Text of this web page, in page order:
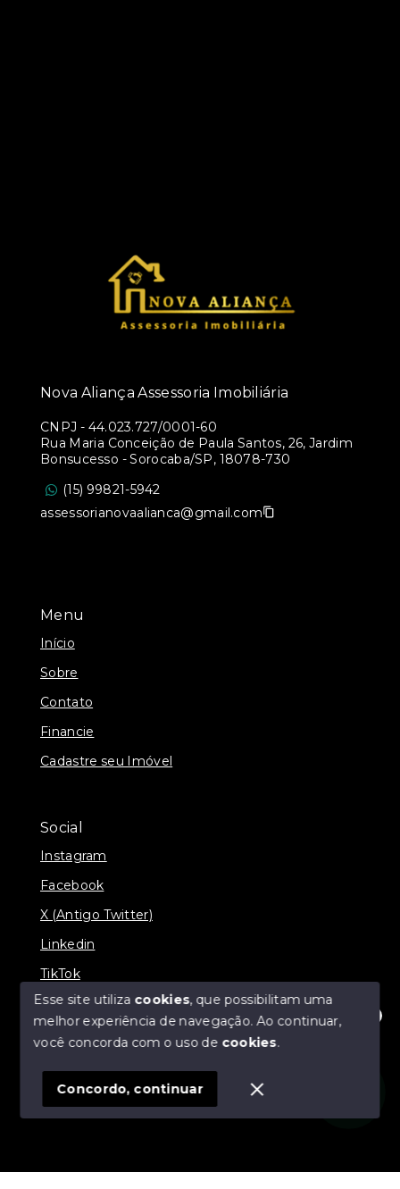
Olá! Estamos disponíveis para te ajudar.
Menu
Início
Sobre
Contato
Financie
Cadastre seu Imóvel
Social
Instagram
Facebook
X (Antigo Twitter)
Linkedin
TikTok
© Copyright 2026 - Nova Aliança Assessoria Imobiliária
SITE PARA IMOBILIARIA
Nova Aliança Assessoria Imobiliária
CNPJ - 44.023.727/0001-60
Rua Maria Conceição de Paula Santos, 26, Jardim
Bonsucesso - Sorocaba/SP, 18078-730
(15) 99821-5942
assessorianovaalianca@gmail.com
Esse site utiliza cookies, que possibilitam uma
melhor experiência de navegação.Ao continuar,
você concorda com o uso de cookies.
Concordo, continuar